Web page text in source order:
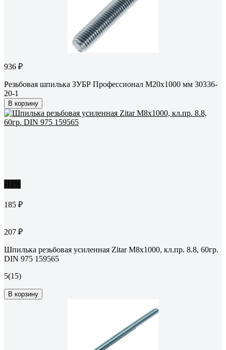
936 ₽
Резьбовая шпилька ЗУБР Профессионал М20x1000 мм 30336-
20-1
В корзину
185 ₽
207 ₽
Шпилька резьбовая усиленная Zitar М8x1000, кл.пр. 8.8, 60гр.
DIN 975 159565
5(15)
В корзину